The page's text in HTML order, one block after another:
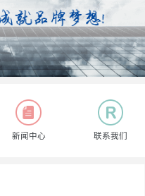
新闻中心 联系我们